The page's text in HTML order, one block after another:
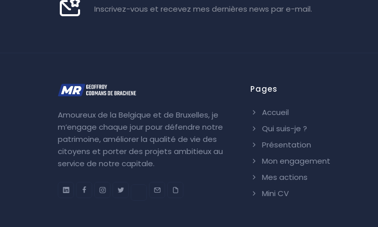
Inscrivez-vous et recevez mes dernières news par e-mail.
Amoureux de la Belgique et de Bruxelles, je
m’engage chaque jour pour défendre notre
patrimoine, améliorer la qualité de vie des
citoyens et porter des projets ambitieux au
service de notre capitale.
Pages
Accueil
Qui suis-je ?
Présentation
Mon engagement
Mes actions
Mini CV